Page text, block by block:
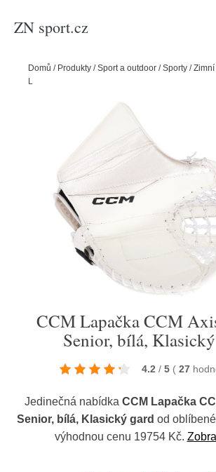
ZN sport.cz
Domů / Produkty /Sport a outdoor /Sporty /
Lapačka CCM Axis XF SR, Senior, bílá, Klasický
CCM Lapačka CCM
Senior, bílá,
4.2 / 5 ( 27
Jedinečná nabídka CCM Lapačka
Senior, bílá, Klasický gard od
výhodnou cenu 19754 Kč.